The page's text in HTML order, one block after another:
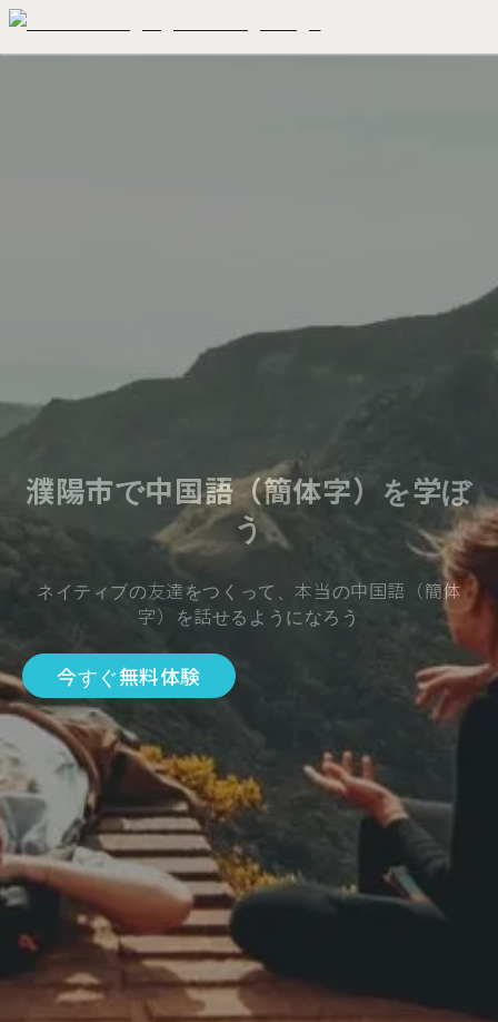
濮陽市で中国語（簡体字）を学ぼ
う
ネイティブの友達をつくって、本当の中国語（簡体
字）を話せるようになろう
今すぐ無料体験